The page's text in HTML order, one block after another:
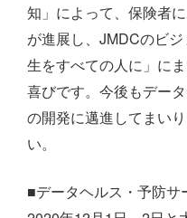
知」によって、保険者
が進展し、JMDCのビ
生をすべての人に」に
喜びです。今後もデー
の開発に邁進してまい
い。
■データヘルス・予防